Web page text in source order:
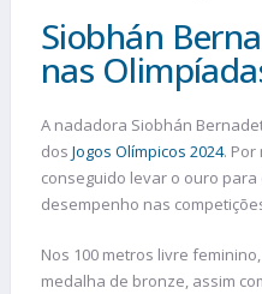
Siobhán
nas
A nadadora Siobhán
dos Jogos Olímpicos 2024. Por
conseguido levar o ouro para
desempenho nas
Nos 100 metros livre
medalha de bronze, assim